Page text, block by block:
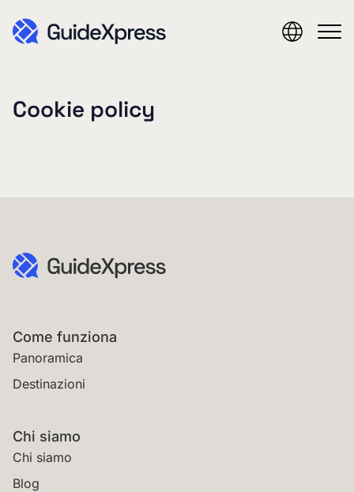
Cookie policy
Come funziona
Panoramica
Destinazioni
Chi siamo
Chi siamo
Blog